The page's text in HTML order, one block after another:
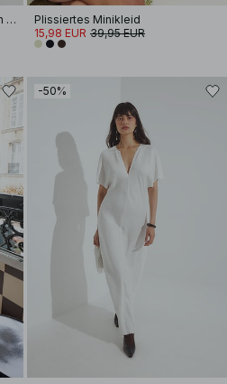
Strick-Minikleid mit gepolsterten Schultern
Plissiertes Minikleid
15,98 EUR 39,95 EUR
-50%